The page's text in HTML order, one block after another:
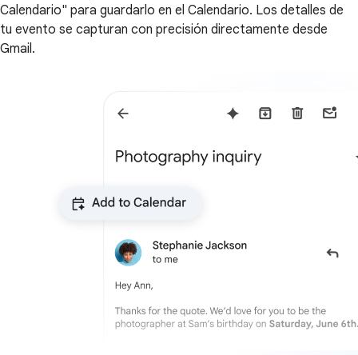
Calendario" para guardarlo en el Calendario. Los detalles de
tu evento se capturan con precisión directamente desde
Gmail.